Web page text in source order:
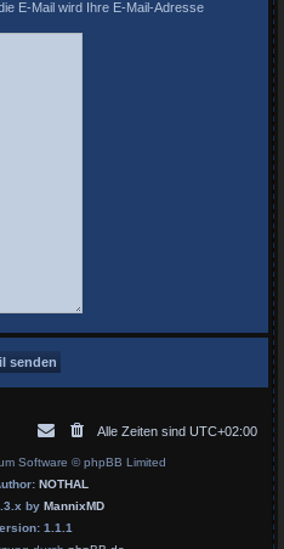
E-Mail wird Ihre E-Mail-Adresse
Alle Zeiten sind UTC+02:00
Software © phpBB Limited
NOTHAL
by MannixMD
1.1.1